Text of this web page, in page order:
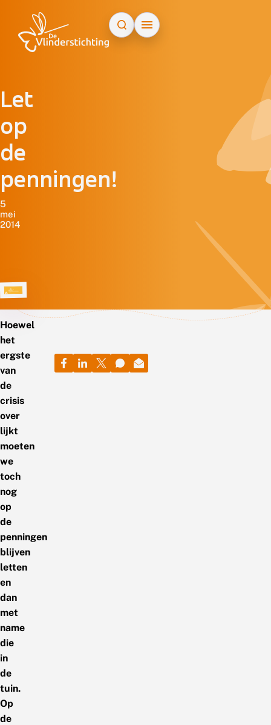
Let
op
de
penningen!
5
mei
2014
Hoewel
het
ergste
van
de
crisis
over
lijkt
moeten
we
toch
nog
op
de
penningen
blijven
letten
en
dan
met
name
die
in
de
tuin.
Op
de